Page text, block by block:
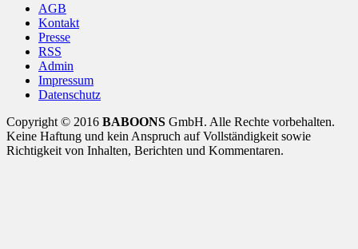
AGB
Kontakt
Presse
RSS
Admin
Impressum
Datenschutz
Copyright © 2016 BABOONS GmbH. Alle Rechte vorbehalten.
Keine Haftung und kein Anspruch auf Vollständigkeit sowie
Richtigkeit von Inhalten, Berichten und Kommentaren.